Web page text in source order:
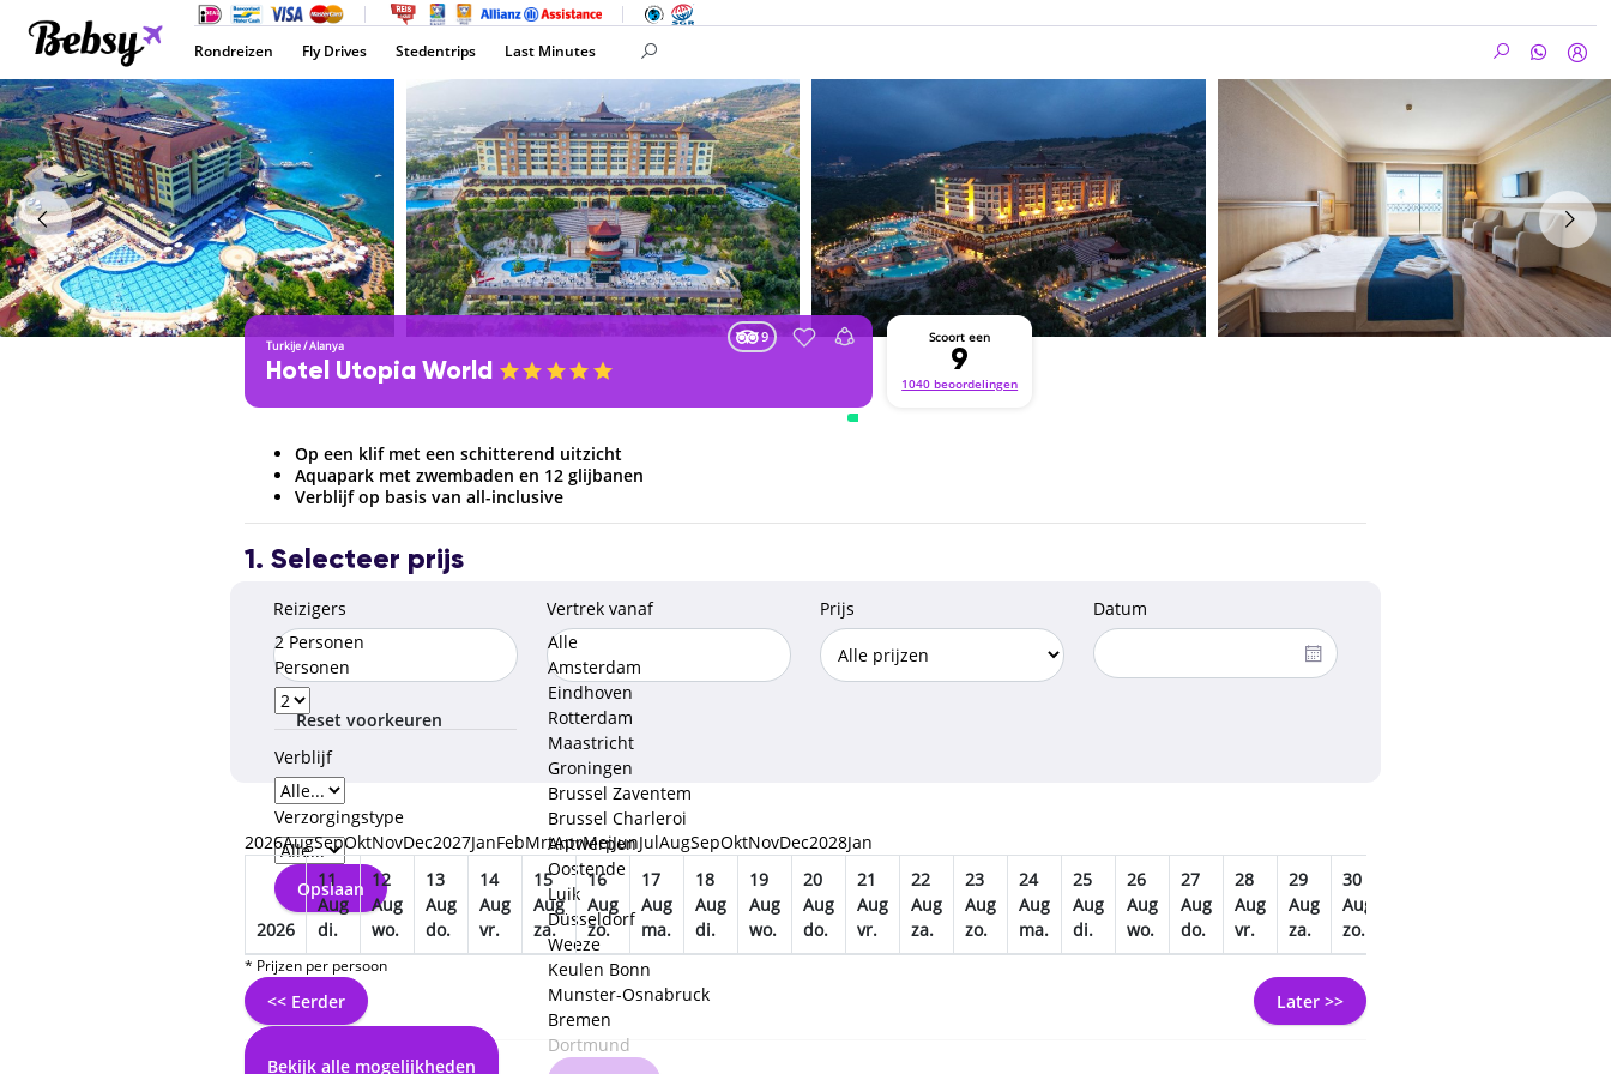
Rondreizen Fly Drives Stedentrips Last Minutes
Turkije/Alanya
9
Hotel Utopia World
Scoort een
9
1040 beoordelingen
Op een klif met een schitterend uitzicht
Aquapark met zwembaden en 12 glijbanen
Verblijf op basis van all-inclusive
1. Selecteer prijs
Reizigers
2 Personen
Personen
Verblijf
Verzorgingstype
Opslaan
Vertrek vanaf
Alle
Amsterdam
Eindhoven
Rotterdam
Maastricht
Groningen
Brussel Zaventem
Brussel Charleroi
Antwerpen
Oostende
Luik
Düsseldorf
Weeze
Keulen Bonn
Munster-Osnabruck
Bremen
Dortmund
Prijs Datum
Reset voorkeuren
2026AugSepOktNovDec2027JanFebMrtAprMeiJunJulAugSepOktNovDec2028Jan
2026
11
Aug
di.
12
Aug
wo.
13
Aug
do.
14
Aug
vr.
15
Aug
za.
16
Aug
zo.
17
Aug
ma.
18
Aug
di.
19
Aug
wo.
20
Aug
do.
21
Aug
vr.
22
Aug
za.
23
Aug
zo.
24
Aug
ma.
25
Aug
di.
26
Aug
wo.
27
Aug
do.
28
Aug
vr.
29
Aug
za.
30
Aug
zo.
* Prijzen per persoon
<< Eerder Later >>
Bekijk alle mogelijkheden